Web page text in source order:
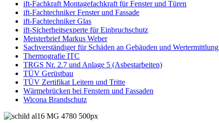
ift-Fachkraft Montagefachkraft für Fenster und Türen
ift-Fachtechniker Fenster und Fassade
ift-Fachtechniker Glas
ift-Sicherheitsexperte für Einbruchschutz
Meisterbrief Markus Weber
Sachverständiger für Schäden an Gebäuden und Wertermittlung
Thermografie ITC
TRGS Nr. 2.7 und Anlage 5 (Asbestarbeiten)
TÜV Gerüstbau
TÜV Zertifikat Leitern und Tritte
Wärmebrücken bei Fenstern und Fassaden
Wicona Brandschutz